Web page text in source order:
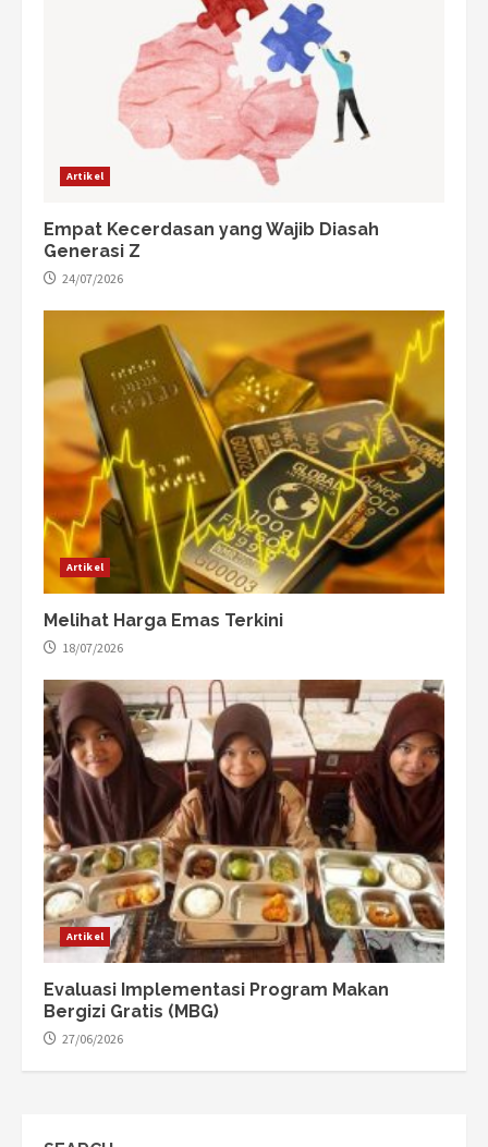
Artikel
Empat Kecerdasan yang Wajib Diasah
Generasi Z
24/07/2026
Artikel
Melihat Harga Emas Terkini
18/07/2026
Artikel
Evaluasi Implementasi Program Makan
Bergizi Gratis (MBG)
27/06/2026